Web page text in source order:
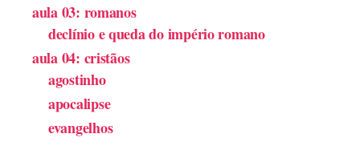
aula 03: romanos
declínio e queda do império romano
aula 04: cristãos
agostinho
apocalipse
evangelhos